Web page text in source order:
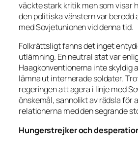
väckte stark kritik men som visar
den politiska vänstern var beredd
med Sovjetunionen vid denna tid.
Folkrättsligt fanns det inget
utlämning. En neutral stat var
Haagkonventionerna inte skyldig
lämna ut internerade soldater.
regeringen att agera i linje med
önskemål, sannolikt av rädsla för
relationerna med den segrande
Hungerstrejker och